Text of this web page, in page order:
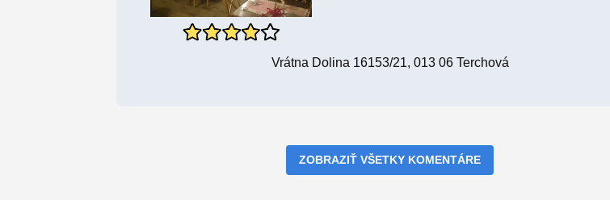
Vrátna Dolina 16153/21, 013 06 Terchová
ZOBRAZIŤ VŠETKY KOMENTÁRE